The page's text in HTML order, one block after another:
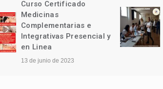
Curso Certificado
Medicinas
Complementarias e
Integrativas Presencial y
en Linea
13 de junio de 2023